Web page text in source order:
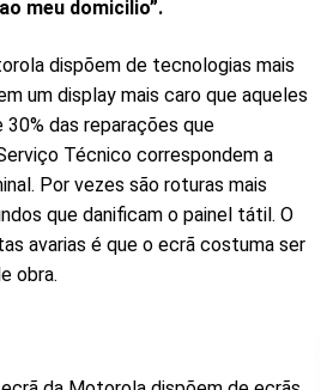
meu domicilio”.
dispõem de tecnologias mais
um display mais caro que aqueles
30% das reparações que
Técnico correspondem a
Por vezes são roturas mais
que danificam o painel tátil. O
avarias é que o ecrã costuma ser
obra.